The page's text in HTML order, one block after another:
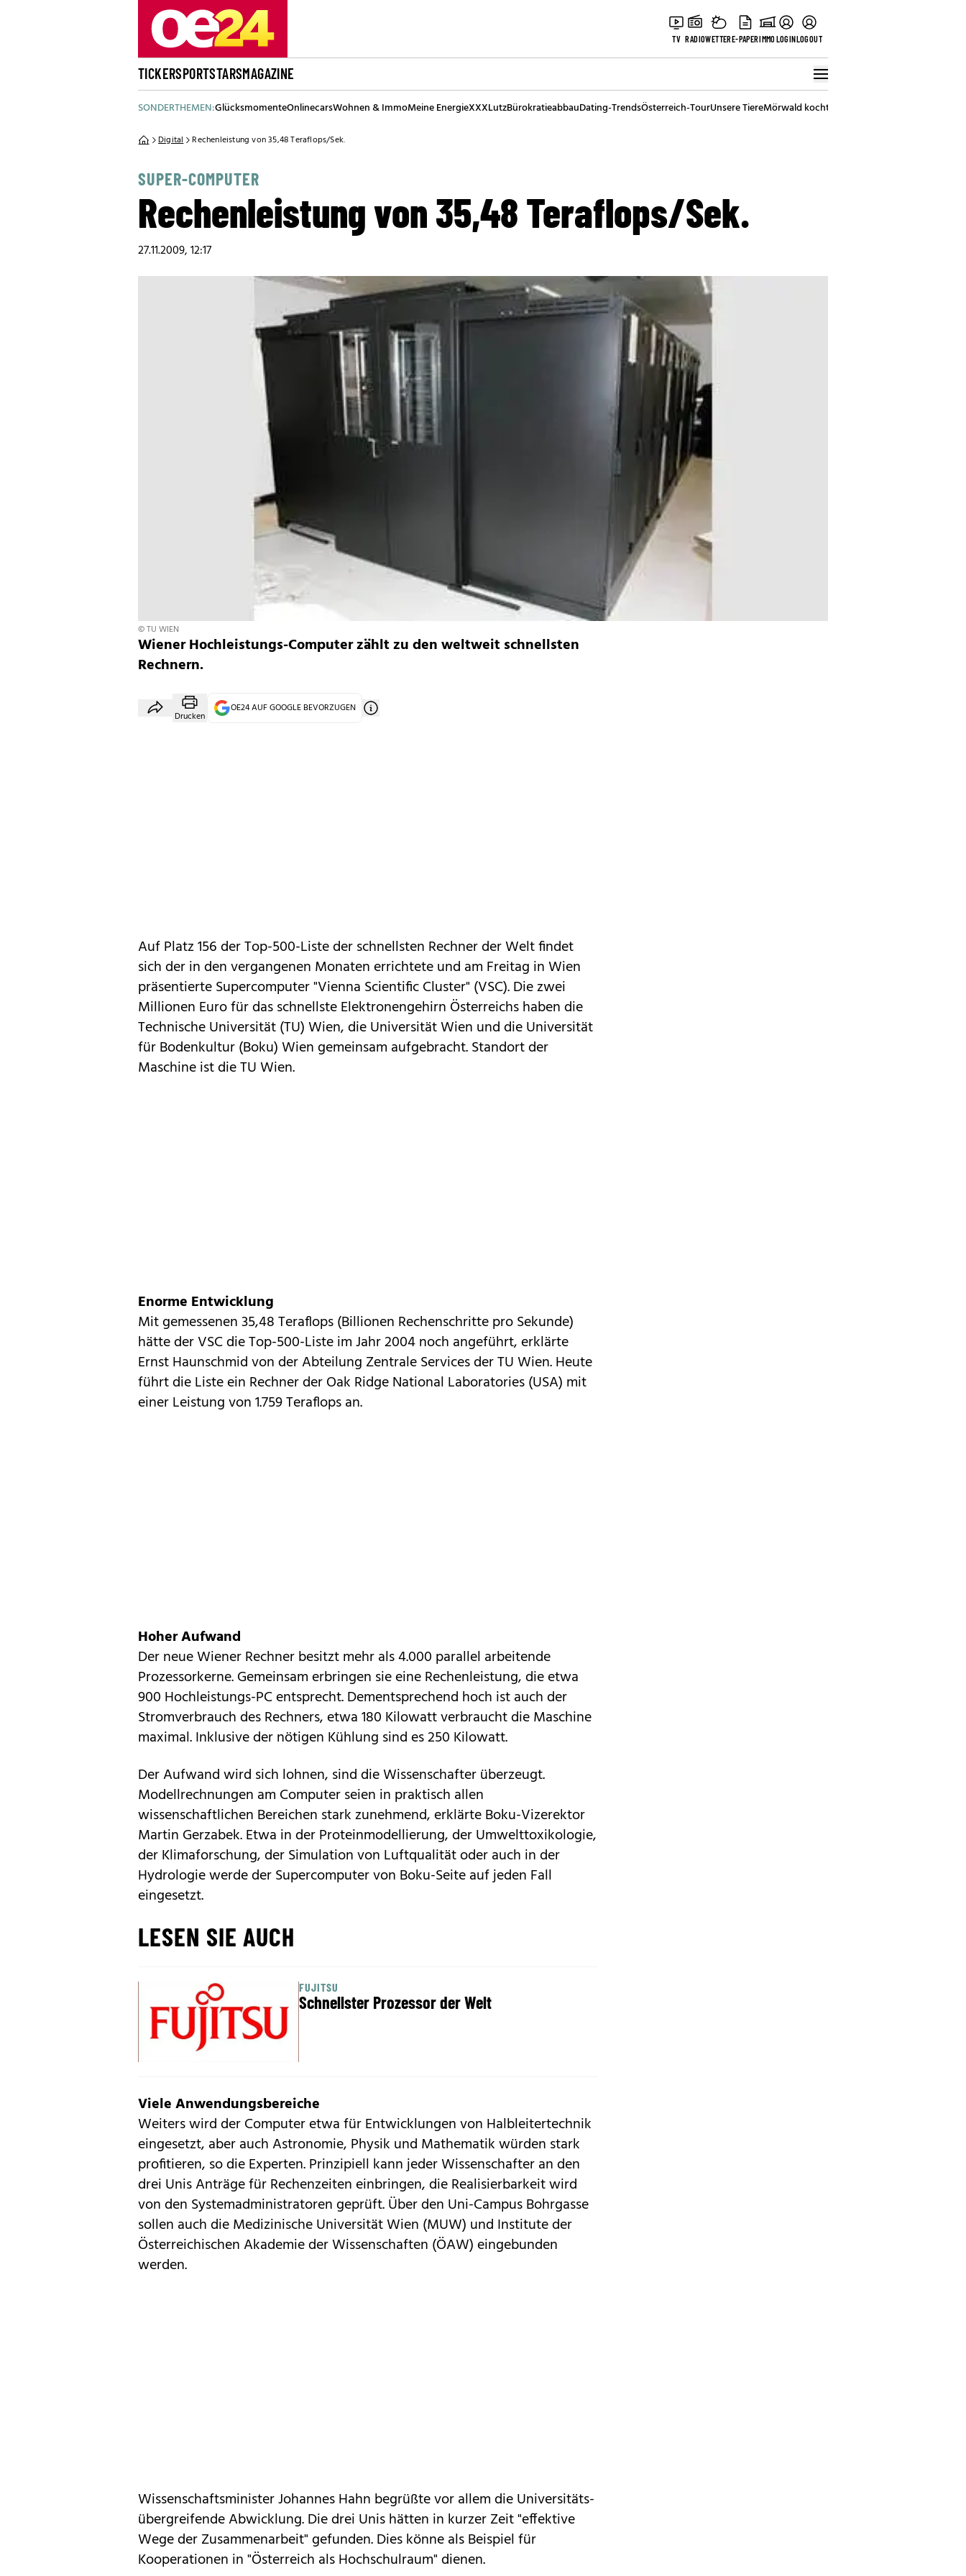
TV RADIOWETTERE-PAPERIMMOLOGINLOGOUT
TICKERSPORTSTARSMAGAZINE
SONDERTHEMEN:GlücksmomenteOnlinecarsWohnen & ImmoMeine EnergieXXXLutzBürokratieabbauDating-TrendsÖsterreich-TourUnsere TiereMörwald kocht
Digital Rechenleistung von 35,48 Teraflops/Sek.
SUPER-COMPUTER
Rechenleistung von 35,48 Teraflops/Sek.
27.11.2009, 12:17
© TU WIEN
Wiener Hochleistungs-Computer zählt zu den weltweit schnellsten
Rechnern.
Drucken
OE24 AUF GOOGLE BEVORZUGEN
Auf Platz 156 der Top-500-Liste derschnellsten Rechnerder Welt findet
sich der in den vergangenen Monaten errichtete und am Freitag in Wien
präsentierte Supercomputer "Vienna Scientific Cluster" (VSC). Die zwei
Millionen Euro für das schnellste Elektronengehirn Österreichs haben die
Technische Universität (TU) Wien, die Universität Wien und die Universität
für Bodenkultur (Boku) Wien gemeinsam aufgebracht. Standort der
Maschine ist die TU Wien.
Enorme Entwicklung
Mit gemessenen 35,48 Teraflops (Billionen Rechenschritte pro Sekunde)
hätte der VSC die Top-500-Liste im Jahr 2004 noch angeführt, erklärte
Ernst Haunschmid von der Abteilung Zentrale Services der TU Wien. Heute
führt die Liste ein Rechner der Oak Ridge National Laboratories (USA) mit
einer Leistung von 1.759 Teraflops an.
Hoher Aufwand
Der neue Wiener Rechner besitzt mehr als 4.000 parallel arbeitende
Prozessorkerne. Gemeinsam erbringen sie eine Rechenleistung, die etwa
900 Hochleistungs-PC entsprecht. Dementsprechend hoch ist auch der
Stromverbrauch des Rechners, etwa 180 Kilowatt verbraucht die Maschine
maximal. Inklusive der nötigen Kühlung sind es 250 Kilowatt.
Der Aufwand wird sich lohnen, sind die Wissenschafter überzeugt.
Modellrechnungen am Computer seien in praktisch allen
wissenschaftlichen Bereichen stark zunehmend, erklärte Boku-Vizerektor
Martin Gerzabek. Etwa in der Proteinmodellierung, der Umwelttoxikologie,
der Klimaforschung, der Simulation von Luftqualität oder auch in der
Hydrologie werde der Supercomputer von Boku-Seite auf jeden Fall
eingesetzt.
LESEN SIE AUCH
FUJITSU
Schnellster Prozessor der Welt
Viele Anwendungsbereiche
Weiters wird der Computer etwa für Entwicklungen von Halbleitertechnik
eingesetzt, aber auch Astronomie, Physik und Mathematik würden stark
profitieren, so die Experten. Prinzipiell kann jeder Wissenschafter an den
drei Unis Anträge für Rechenzeiten einbringen, die Realisierbarkeit wird
von den Systemadministratoren geprüft. Über den Uni-Campus Bohrgasse
sollen auch die Medizinische Universität Wien (MUW) und Institute der
Österreichischen Akademie der Wissenschaften (ÖAW) eingebunden
werden.
WissenschaftsministerJohannes Hahn begrüßte vor allem die Universitäts-
übergreifende Abwicklung. Die drei Unis hätten in kurzer Zeit "effektive
Wege der Zusammenarbeit" gefunden. Dies könne als Beispiel für
Kooperationen in "Österreich als Hochschulraum" dienen.